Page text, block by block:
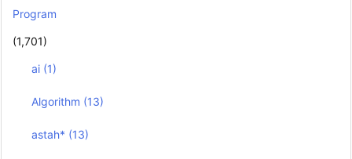
Program
(1,701)
ai (1)
Algorithm (13)
astah* (13)